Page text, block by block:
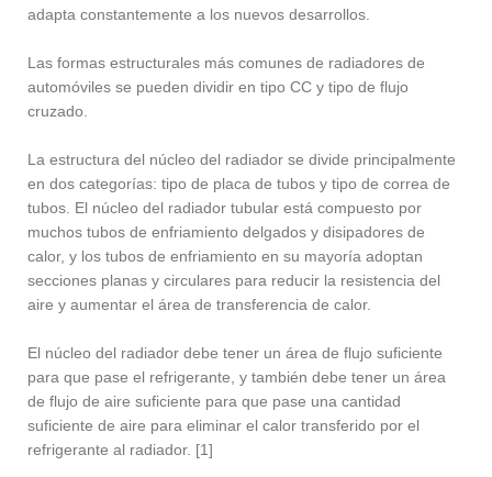
adapta constantemente a los nuevos desarrollos.
Las formas estructurales más comunes de radiadores de
automóviles se pueden dividir en tipo CC y tipo de flujo
cruzado.
La estructura del núcleo del radiador se divide principalmente
en dos categorías: tipo de placa de tubos y tipo de correa de
tubos. El núcleo del radiador tubular está compuesto por
muchos tubos de enfriamiento delgados y disipadores de
calor, y los tubos de enfriamiento en su mayoría adoptan
secciones planas y circulares para reducir la resistencia del
aire y aumentar el área de transferencia de calor.
El núcleo del radiador debe tener un área de flujo suficiente
para que pase el refrigerante, y también debe tener un área
de flujo de aire suficiente para que pase una cantidad
suficiente de aire para eliminar el calor transferido por el
refrigerante al radiador. [1]